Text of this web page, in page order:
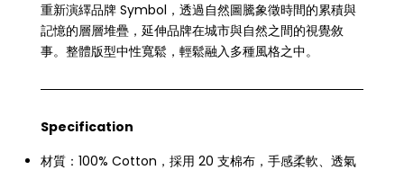
重新演繹品牌 Symbol，透過自然圖騰象徵時間的累積與
記憶的層層堆疊，延伸品牌在城市與自然之間的視覺敘
事。整體版型中性寬鬆，輕鬆融入多種風格之中。
Specification
材質：100% Cotton，採用 20 支棉布，手感柔軟、透氣